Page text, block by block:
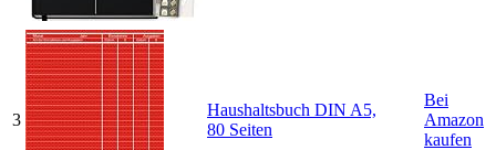
3
Haushaltsbuch DIN A5,
80 Seiten
Bei
Amazon
kaufen